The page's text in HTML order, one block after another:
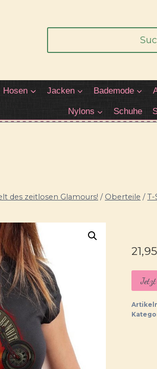
Hosen Jacken Bademode
Nylons Schuhe
des zeitlosen Glamours! / Oberteile / T-
21,95